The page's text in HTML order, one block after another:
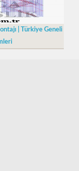
| Türkiye Geneli